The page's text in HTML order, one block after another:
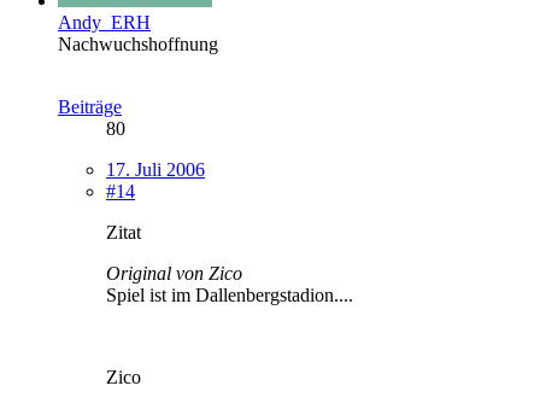
Andy_ERH
Nachwuchshoffnung
Beiträge
80
17. Juli 2006
#14
Zitat
Original von Zico
Spiel ist im Dallenbergstadion....
Zico